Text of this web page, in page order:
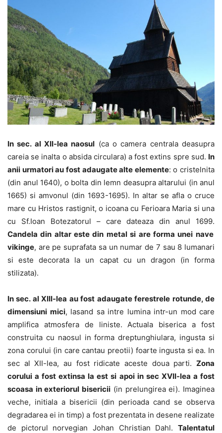
In sec. al XII-lea naosul (ca o camera centrala deasupra
careia se inalta o absida circulara) a fost extins spre sud. In
anii urmatori au fost adaugate alte elemente: o cristelnita
(din anul 1640), o bolta din lemn deasupra altarului (in anul
1665) si amvonul (din 1693-1695). In altar se afla o cruce
mare cu Hristos rastignit, o icoana cu Ferioara Maria si una
cu Sf.Ioan Botezatorul – care dateaza din anul 1699.
Candela din altar este din metal si are forma unei nave
vikinge, are pe suprafata sa un numar de 7 sau 8 lumanari
si este decorata la un capat cu un dragon (in forma
stilizata).
In sec. al XIII-lea au fost adaugate ferestrele rotunde, de
dimensiuni mici, lasand sa intre lumina intr-un mod care
amplifica atmosfera de liniste. Actuala biserica a fost
construita cu naosul in forma dreptunghiulara, ingusta si
zona corului (in care cantau preotii) foarte ingusta si ea. In
sec al XII-lea, au fost ridicate aceste doua parti. Zona
corului a fost extinsa la est si apoi in sec XVII-lea a fost
scoasa in exteriorul bisericii (in prelungirea ei). Imaginea
veche, initiala a bisericii (din perioada cand se observa
degradarea ei in timp) a fost prezentata in desene realizate
de pictorul norvegian Johan Christian Dahl. Talentatul